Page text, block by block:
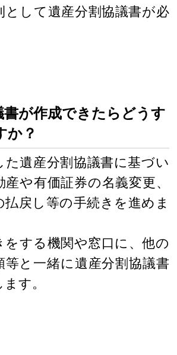
として遺産分割協議書が必
書が作成できたらどうす
か？
遺産分割協議書に基づい
産や有価証券の名義変更、
払戻し等の手続きを進めま
する機関や窓口に、他の
等と一緒に遺産分割協議書
す。